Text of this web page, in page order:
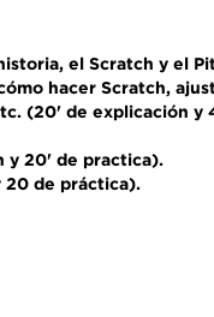
el Scratch y el
hacer Scratch,
(20' de explicación y
y 20' de practica).
20 de práctica).